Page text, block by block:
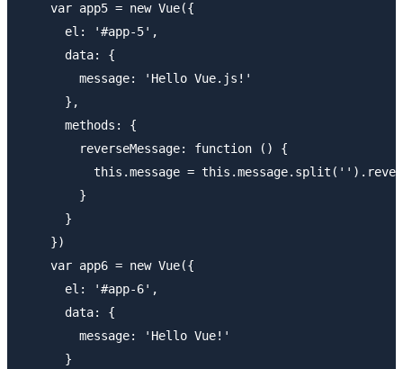
    var app5 = new Vue({
      el: '#app-5',
      data: {
        message: 'Hello Vue.js!'
      },
      methods: {
        reverseMessage: function () {
this.message =
        }
      }
    })
    var app6 = new Vue({
      el: '#app-6',
      data: {
        message: 'Hello Vue!'
      }